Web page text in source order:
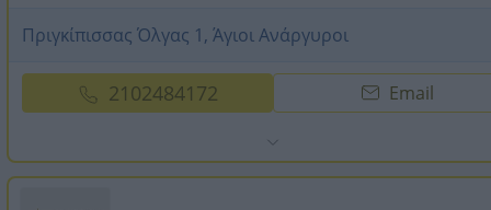
Πριγκίπισσας Όλγας 1, Άγιοι Ανάργυροι
2102484172 Email